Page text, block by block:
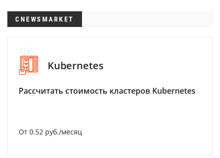
CNEWSMARKET
Kubernetes
Рассчитать стоимость кластеров Kubernetes
От 0.52 руб./месяц